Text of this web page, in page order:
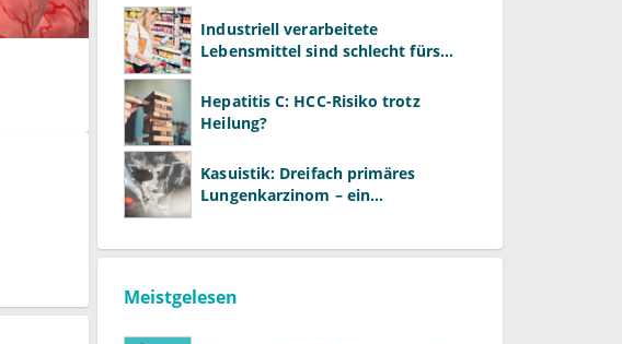
Industriell verarbeitete
Lebensmittel sind schlecht fürs
Hepatitis C: HCC-Risiko trotz
Heilung?
Kasuistik: Dreifach primäres
Lungenkarzinom – ein
Meistgelesen